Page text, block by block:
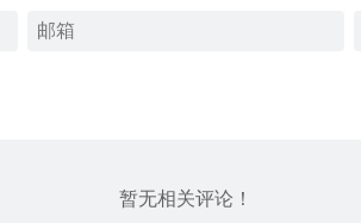
暂无相关评论！